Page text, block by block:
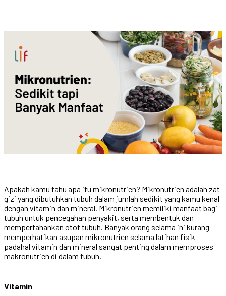
Apakah kamu tahu apa itu mikronutrien? Mikronutrien adalah zat
gizi yang dibutuhkan tubuh dalam jumlah sedikit yang kamu kenal
dengan vitamin dan mineral. Mikronutrien memiliki manfaat bagi
tubuh untuk pencegahan penyakit, serta membentuk dan
mempertahankan otot tubuh. Banyak orang selama ini kurang
memperhatikan asupan mikronutrien selama latihan fisik
padahal vitamin dan mineral sangat penting dalam memproses
makronutrien di dalam tubuh.
Vitamin